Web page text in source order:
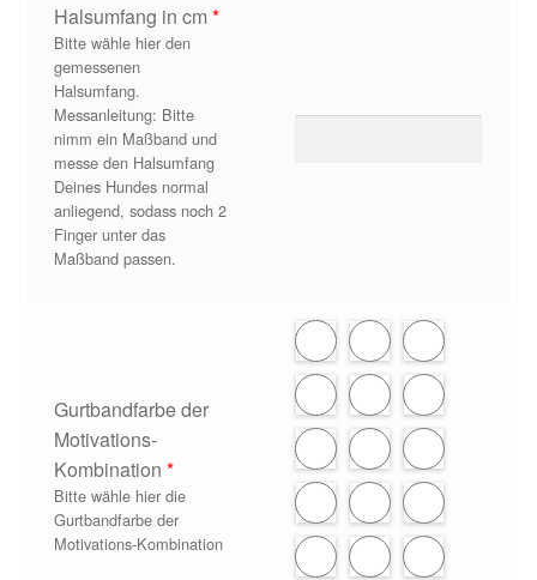
Halsumfang in cm*
Bitte wähle hier den
gemessenen
Halsumfang.
Messanleitung: Bitte
nimm ein Maßband und
messe den Halsumfang
Deines Hundes normal
anliegend, sodass noch 2
Finger unter das
Maßband passen.
Gurtbandfarbe der
Motivations-
Kombination*
Bitte wähle hier die
Gurtbandfarbe der
Motivations-Kombination